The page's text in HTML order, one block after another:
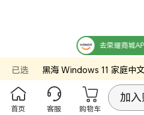
去荣耀商城
已选 黑海 Windows 11 家庭中
首页 客服 购物车
加